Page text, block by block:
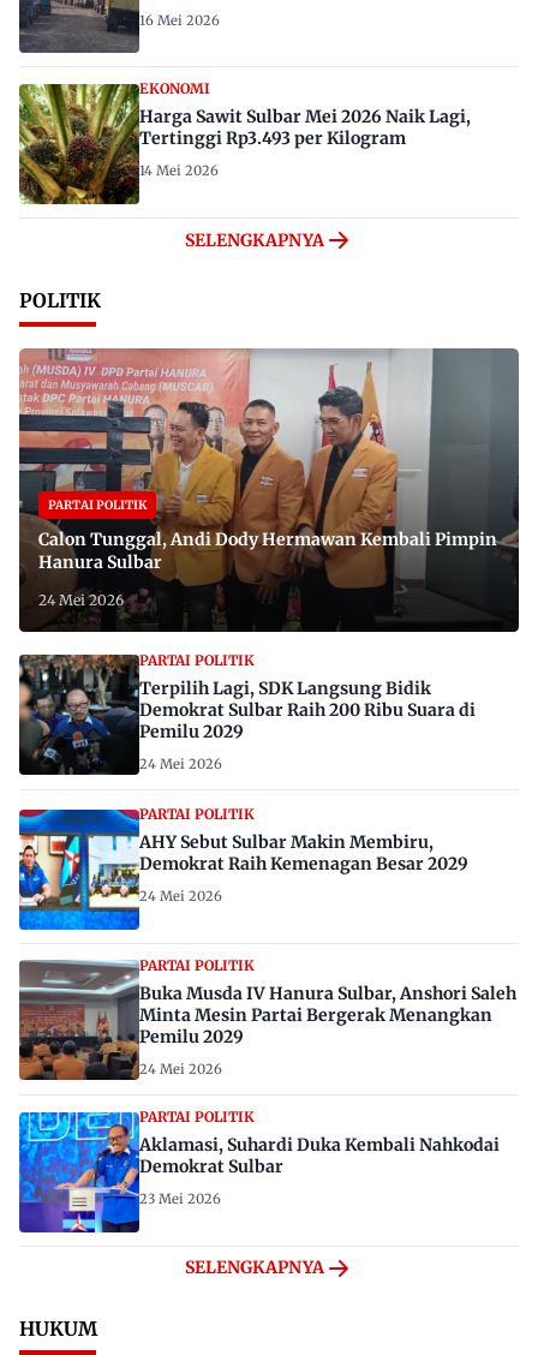
16 Mei 2026
EKONOMI
Harga Sawit Sulbar Mei 2026 Naik Lagi,
Tertinggi Rp3.493 per Kilogram
14 Mei 2026
SELENGKAPNYA
POLITIK
PARTAI POLITIK
Calon Tunggal, Andi Dody Hermawan Kembali Pimpin
Hanura Sulbar
24 Mei 2026
PARTAI POLITIK
Terpilih Lagi, SDK Langsung Bidik
Demokrat Sulbar Raih 200 Ribu Suara di
Pemilu 2029
24 Mei 2026
PARTAI POLITIK
AHY Sebut Sulbar Makin Membiru,
Demokrat Raih Kemenagan Besar 2029
24 Mei 2026
PARTAI POLITIK
Buka Musda IV Hanura Sulbar, Anshori Saleh
Minta Mesin Partai Bergerak Menangkan
Pemilu 2029
24 Mei 2026
PARTAI POLITIK
Aklamasi, Suhardi Duka Kembali Nahkodai
Demokrat Sulbar
23 Mei 2026
SELENGKAPNYA
HUKUM